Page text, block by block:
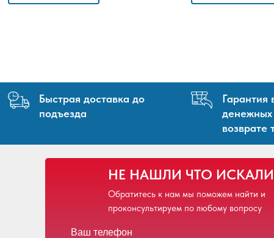
Быстрая доставка до
подъезда
Гарантия
денежных
возврате
НЕ НАШЛИ ЧТО
Обратитесь к нам мы поможем найти и
проконсультируем по любому вопросу
Ваш телефон